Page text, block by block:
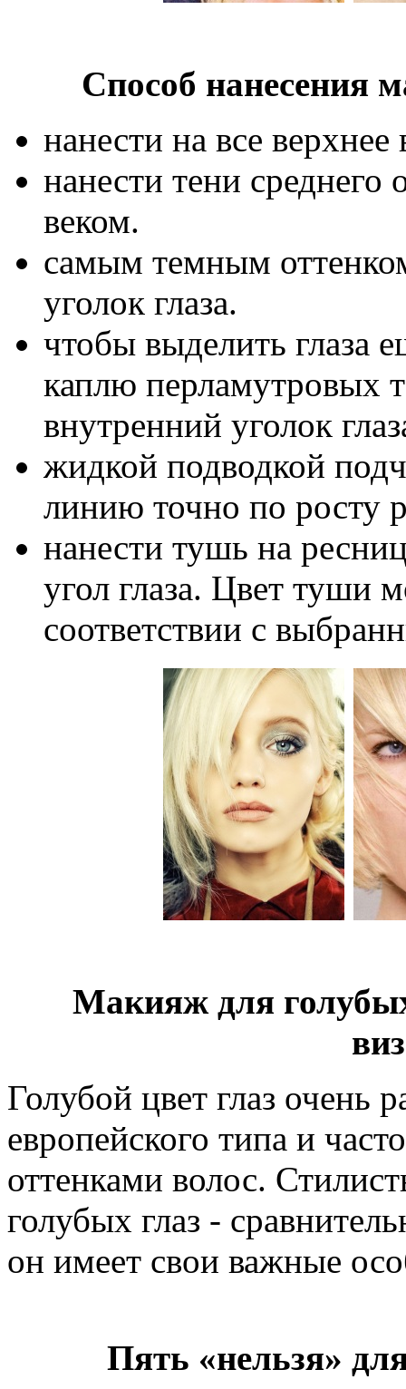
Способ нанесения
нанести на все
нанести тени среднего
веком.
самым темным
уголок глаза.
чтобы выделить глаза
каплю перламутровых
внутренний уголок
жидкой подводкой
линию точно по росту
нанести тушь на
угол глаза. Цвет туши
соответствии с
Макияж для
Голубой цвет глаз очень
европейского типа и
оттенками волос.
голубых глаз -
он имеет свои важные
Пять «нельзя»